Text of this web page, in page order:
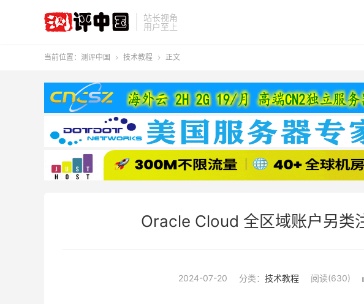
站长视角
用户至上
当前位置： 测评中国  技术教程  正文
Oracle Cloud 全区域账户另类
2024-07-20 分类： 技术教程 阅读(630)